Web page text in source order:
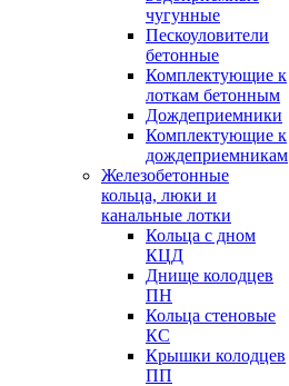
чугунные
Пескоуловители
бетонные
Комплектующие к
лоткам бетонным
Дождеприемники
Комплектующие к
дождеприемникам
Железобетонные
кольца, люки и
канальные лотки
Кольца с дном
КЦД
Днище колодцев
ПН
Кольца стеновые
КС
Крышки колодцев
ПП